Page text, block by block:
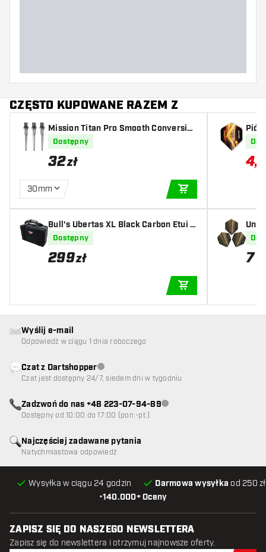
CZĘSTO KUPOWANE RAZEM Z
Mission Titan Pro Smooth Conversion
Tips - Silver
Dostępny
32zł
30mm
Bull's Ubertas XL Black Carbon Etui n
a lotki
Dostępny
299zł
4,12
e 4
7
•140.000+ Oceny
Wysyłka w ciągu 24 godzin Darmowa wysyłka od 250
Najczęściej zadawane pytania
Natychmiastowa odpowiedź
Wyślij e-mail
Odpowiedź w ciągu 1 dnia roboczego
Czat z DartshopperObsługa klienta niedostępna
Czat jest dostępny 24/7, siedem dni w tygodniu
Zadzwoń do nas +48 223-07-94-89Obsługa klienta niedostępna
Dostępny od 10:00 do 17:00 (pon.-pt.)
ZAPISZ SIĘ DO NASZEGO NEWSLETTERA
Zapisz się do newslettera i otrzymuj najnowsze oferty.